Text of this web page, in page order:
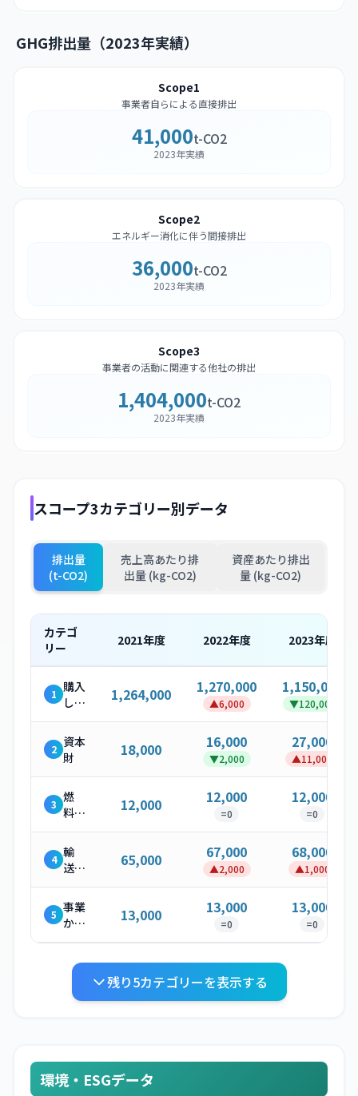
GHG排出量（2023年実績）
Scope1
事業者自らによる直接排出
41,000t-CO2
2023年実績
Scope2
エネルギー消化に伴う間接排出
36,000t-CO2
2023年実績
Scope3
事業者の活動に関連する他社の排出
1,404,000t-CO2
2023年実績
スコープ3カテゴリー別データ
排出量
(t-CO2)
売上高あたり排
出量 (kg-CO2)
資産あたり排出
量 (kg-CO2)
カテゴ
リー
2021年度 2022年度 2023年度
1 購入
した
製
品・
サー
ビス
1,264,000 1,270,000
▲6,000
1,150,000
▼120,000
2 資本
財
18,000 16,000
▼2,000
27,000
▲11,000
3 燃
料・
エネ
ルギ
ー関
連活
動
12,000 12,000
=0
12,000
=0
4 輸
送・
配送
（上
流）
65,000 67,000
▲2,000
68,000
▲1,000
5 事業
から
発生
廃棄
13,000 13,000
=0
13,000
=0
残り5カテゴリーを表示する
環境・ESGデータ